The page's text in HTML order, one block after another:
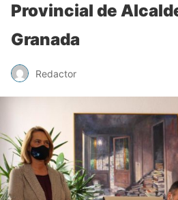
Provincial de
Granada
Redactor